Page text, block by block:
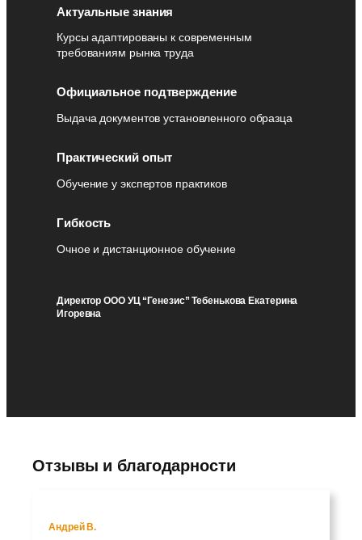
Актуальные знания
Курсы адаптированы к современным
требованиям рынка труда
Официальное подтверждение
Выдача документов установленного образца
Практический опыт
Обучение у экспертов практиков
Гибкость
Очное и дистанционное обучение
Директор ООО УЦ “Генезис” Тебенькова Екатерина
Игоревна
Отзывы и благодарности
Андрей В.